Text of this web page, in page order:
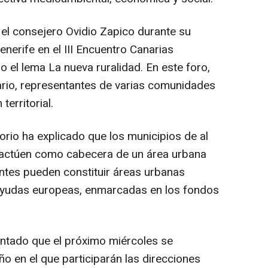
consejero Ovidio Zapico durante su
en el III Encuentro Canarias
el lema La nueva ruralidad. En este foro,
representantes de varias comunidades
territorial.
ha explicado que los municipios de al
como cabecera de un área urbana
pueden constituir áreas urbanas
europeas, enmarcadas en los fondos
que el próximo miércoles se
en el que participarán las direcciones